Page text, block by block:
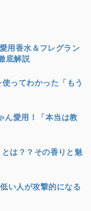
用香水＆フレグラン
底解説
ってわかった「もう
ん愛用！「本当は教
は？？その香りと魅
い人が攻撃的になる